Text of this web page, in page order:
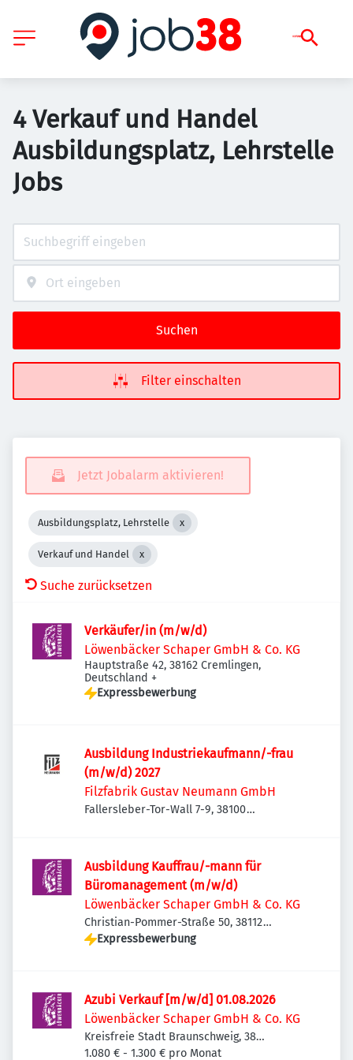
4 Verkauf und Handel
Ausbildungsplatz, Lehrstelle
Jobs
Suchen
Filter einschalten
Jetzt Jobalarm aktivieren!
Ausbildungsplatz, Lehrstelle
Verkauf und Handel
Suche zurücksetzen
Verkäufer/in (m/w/d)
Löwenbäcker Schaper GmbH & Co. KG
Hauptstraße 42, 38162 Cremlingen,
Deutschland +
Expressbewerbung
Ausbildung Industriekaufmann/-frau
(m/w/d) 2027
Filzfabrik Gustav Neumann GmbH
Fallersleber-Tor-Wall 7-9, 38100
Ausbildung Kauffrau/-mann für
Büromanagement (m/w/d)
Löwenbäcker Schaper GmbH & Co. KG
Christian-Pommer-Straße 50, 38112
Braunschweig, Deutschland
Expressbewerbung
Azubi Verkauf [m/w/d] 01.08.2026
Löwenbäcker Schaper GmbH & Co. KG
Kreisfreie Stadt Braunschweig, 38
Braunschweig, Deutschland
1.080 € - 1.300 € pro Monat